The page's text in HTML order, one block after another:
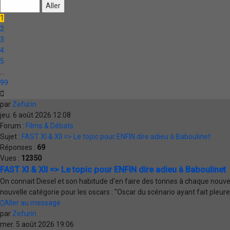
99
1
2
3
4
5
99
par Zefurin
jeu. 6 août 2026 12:08
Forum : Films & Débats
Sujet : FAST XI & XII => Le topic pour ENFIN dire adieu à Baboulinet
Réponses : 69
Vues : 12350
FAST XI & XII => Le topic pour ENFIN dire adieu à Baboulinet
On connait Diesel et son habitude d'en faire des tonnes à chaque
nouvelle catégorie pour les oscars : "Oscar du scénario ayant fait pleurer
Aller au message
par Zefurin
mer. 5 août 2026 19:06